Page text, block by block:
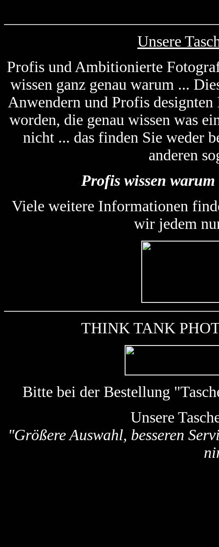
Unsere
Profis und Ambitionierte
wissen ganz genau warum ...
Anwendern und Profis
worden, die genau wissen was
nicht ... das finden Sie weder
anderen
Profis wissen
Viele weitere Informationen
wir jedem
THINK TANK
Bitte bei der Bestellung
Unsere
"Größere Auswahl, besseren